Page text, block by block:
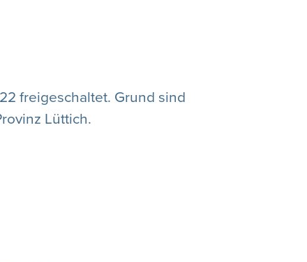
freigeschaltet. Grund sind
Lüttich.